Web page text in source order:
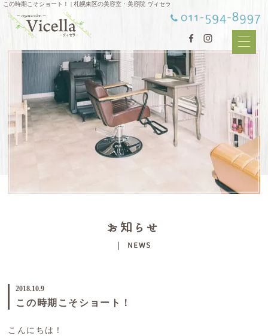
この時期こそショート！ | 札幌東区の美容室・美容院 ヴィセラ
お知らせ
| NEWS
2018.10.9
この時期こそショート！
こんにちは！